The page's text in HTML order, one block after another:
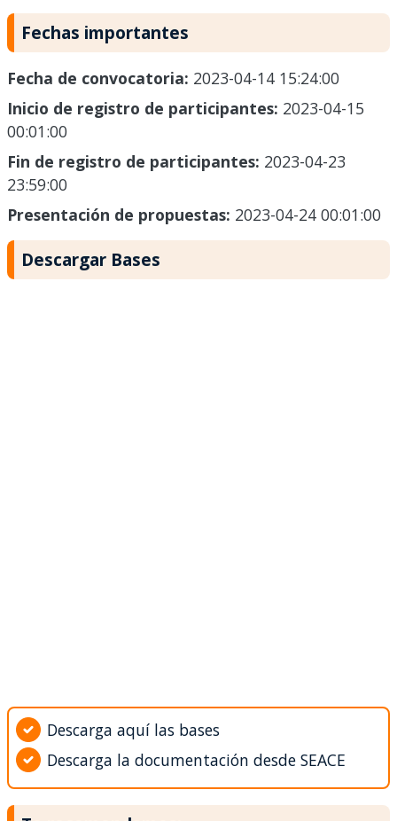
Fechas importantes
Fecha de convocatoria: 2023-04-14 15:24:00
Inicio de registro de participantes: 2023-04-15
00:01:00
Fin de registro de participantes: 2023-04-23
23:59:00
Presentación de propuestas: 2023-04-24 00:01:00
Descargar Bases
Descarga aquí las bases
Descarga la documentación desde SEACE